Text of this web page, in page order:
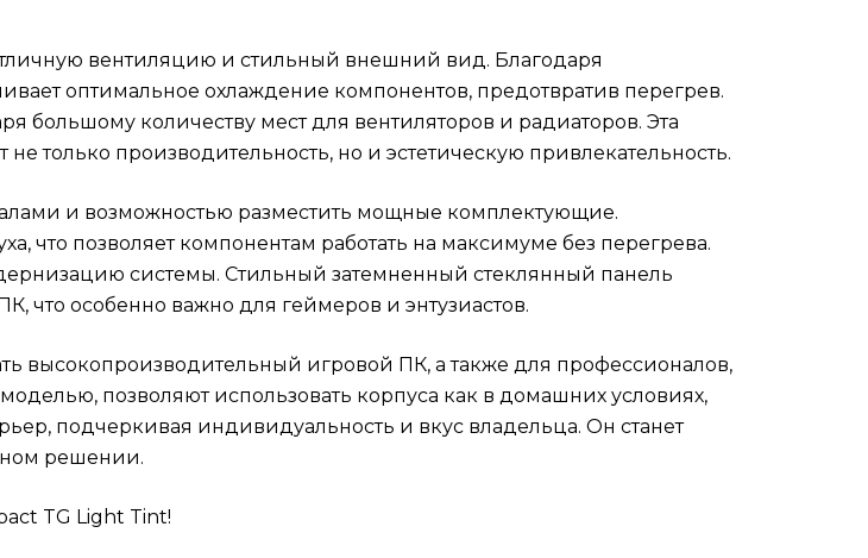
позволяют использовать корпуса как
условиях, так и в офисах. Стильный
прекрасно впишется в любой интерьер,
индивидуальность и вкус
ищет функциональность и стиль в
решении. Улучшите сборку ПК
корпусу Fractal Design Meshify 2
TG Light Tint!
вентиляцию и стильный внешний вид. Благодаря
оптимальное охлаждение компонентов, предотвратив перегрев.
большому количеству мест для вентиляторов и радиаторов. Эта
только производительность, но и эстетическую привлекательность.
и возможностью разместить мощные комплектующие.
что позволяет компонентам работать на максимуме без перегрева.
системы. Стильный затемненный стеклянный панель
что особенно важно для геймеров и энтузиастов.
высокопроизводительный игровой ПК, а также для профессионалов,
позволяют использовать корпуса как в домашних условиях,
подчеркивая индивидуальность и вкус владельца. Он станет
решении.
TG Light Tint!